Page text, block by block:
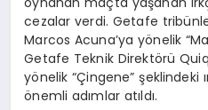
cezalar verdi. Getafe
Marcos Acuna’ya yönelik
Getafe Teknik Direktörü
yönelik “Çingene” şeklindeki
önemli adımlar atıldı.